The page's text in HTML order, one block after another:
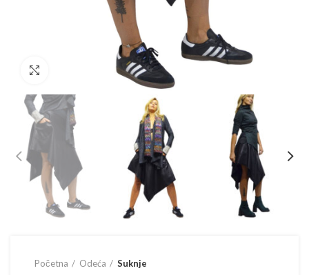
Prikaži sliku u punoj veličini
Početna Odeća Suknje